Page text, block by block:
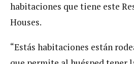
habitaciones que tiene este
Houses.
“Estás habitaciones están